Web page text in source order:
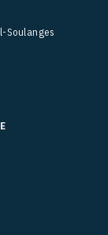
Soulanges